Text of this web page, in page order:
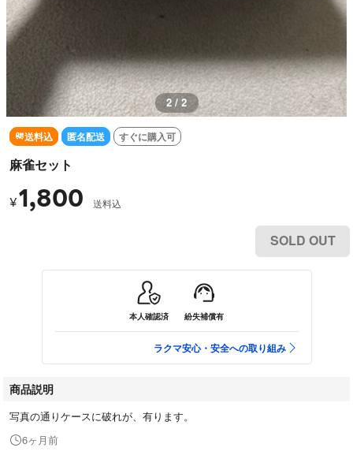
2 / 2
送料込 匿名配送 すぐに購入可
麻雀セット
¥1,800 送料込
SOLD OUT
本人確認済 紛失補償有
ラクマ安心・安全への取り組み
商品説明
写真の通りケースに破れが、有ります。
6ヶ月前